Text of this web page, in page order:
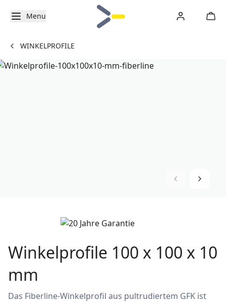
Menu
WINKELPROFILE
Winkelprofile 100 x 100 x 10
mm
Das Fiberline-Winkelprofil aus pultrudiertem GFK ist